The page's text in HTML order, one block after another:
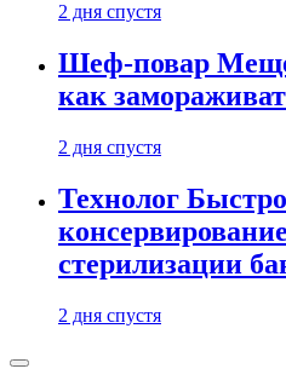
2 дня спустя
Шеф-повар
как
2 дня спустя
Технолог
стерилизации
2 дня спустя